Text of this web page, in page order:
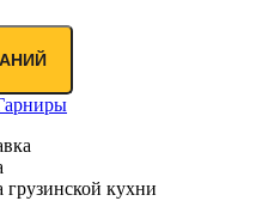
кухни